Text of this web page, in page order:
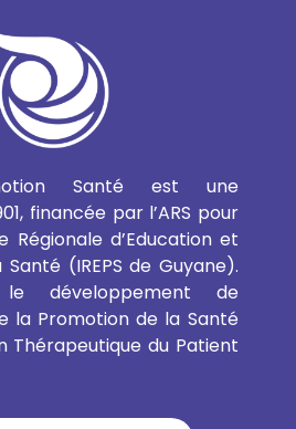
Santé est une
financée par l’ARS pour
Régionale d’Education et
(IREPS de Guyane).
développement de
la Promotion de la Santé
Thérapeutique du Patient